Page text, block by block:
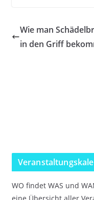
Wie man
in den Griff
WO findet WAS und